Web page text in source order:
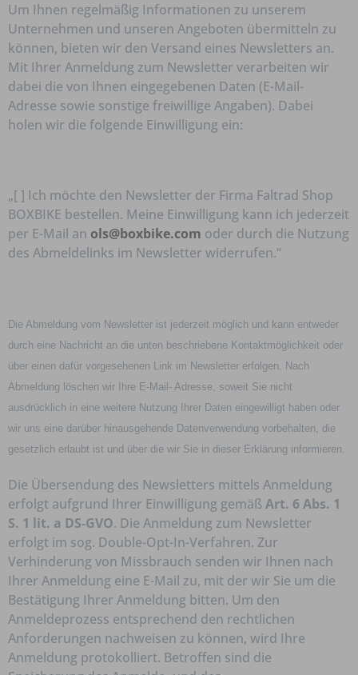
Um Ihnen regelmäßig Informationen zu unserem
Unternehmen und unseren Angeboten übermitteln zu
können, bieten wir den Versand eines Newsletters an.
Mit Ihrer Anmeldung zum Newsletter verarbeiten wir
dabei die von Ihnen eingegebenen Daten (E-Mail-
Adresse sowie sonstige freiwillige Angaben). Dabei
holen wir die folgende Einwilligung ein:
„[ ] Ich möchte den Newsletter der Firma Faltrad Shop
BOXBIKE bestellen. Meine Einwilligung kann ich jederzeit
per E-Mail an ols@boxbike.com oder durch die Nutzung
des Abmeldelinks im Newsletter widerrufen.“
Die Abmeldung vom Newsletter ist jederzeit möglich und kann entweder
durch eine Nachricht an die unten beschriebene Kontaktmöglichkeit oder
über einen dafür vorgesehenen Link im Newsletter erfolgen. Nach
Abmeldung löschen wir Ihre E-Mail- Adresse, soweit Sie nicht
ausdrücklich in eine weitere Nutzung Ihrer Daten eingewilligt haben oder
wir uns eine darüber hinausgehende Datenverwendung vorbehalten, die
gesetzlich erlaubt ist und über die wir Sie in dieser Erklärung informieren.
Die Übersendung des Newsletters mittels Anmeldung
erfolgt aufgrund Ihrer Einwilligung gemäßArt. 6 Abs. 1
S. 1 lit. a DS-GVO. Die Anmeldung zum Newsletter
erfolgt im sog. Double-Opt-In-Verfahren. Zur
Verhinderung von Missbrauch senden wir Ihnen nach
Ihrer Anmeldung eine E-Mail zu, mit der wir Sie um die
Bestätigung Ihrer Anmeldung bitten. Um den
Anmeldeprozess entsprechend den rechtlichen
Anforderungen nachweisen zu können, wird Ihre
Anmeldung protokolliert. Betroffen sind die